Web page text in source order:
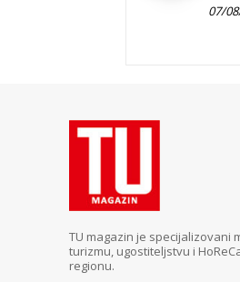
07/
TU magazin je specijalizovani
turizmu, ugostiteljstvu i
regionu.